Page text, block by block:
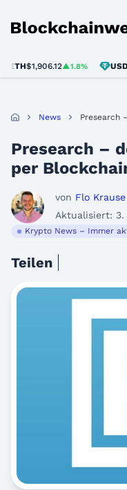
Blockchainwelt
$1,906.12▲1.8% USDT
News Presearch
Presearch –
per
von Flo Krause
Aktualisiert: 3.
Krypto News – Immer
Teilen